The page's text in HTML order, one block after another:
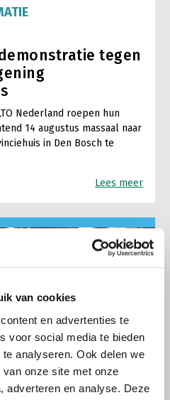
van cookies
en advertenties te
voor social media te bieden
analyseren. Ook delen we
onze site met onze
adverteren en analyse. Deze
tegen
Nederland roepen hun
14 augustus massaal naar
in Den Bosch te
Lees meer